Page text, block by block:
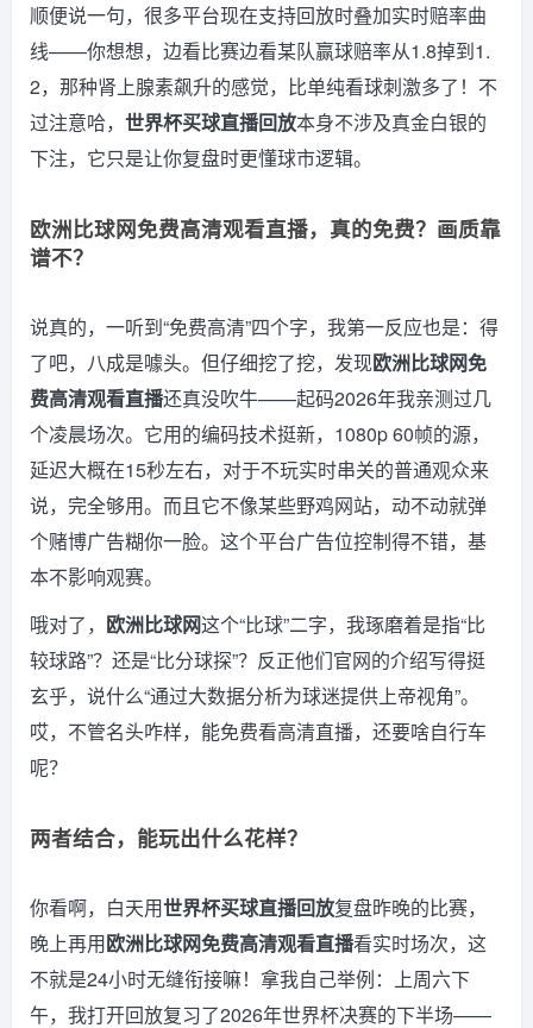
顺便说一句，很多平台现在支持回放时叠加实时赔率曲
线——你想想，边看比赛边看某队赢球赔率从1.8掉到1.
2，那种肾上腺素飙升的感觉，比单纯看球刺激多了！不
过注意哈， 世界杯买球直播回放本身不涉及真金白银的
下注，它只是让你复盘时更懂球市逻辑。
欧洲比球网免费高清观看直播，真的免费？画质靠
谱不？
说真的，一听到“免费高清”四个字，我第一反应也是：得
了吧，八成是噱头。但仔细挖了挖，发现欧洲比球网免
费高清观看直播还真没吹牛——起码2026年我亲测过几
个凌晨场次。它用的编码技术挺新，1080p 60帧的源，
延迟大概在15秒左右，对于不玩实时串关的普通观众来
说，完全够用。而且它不像某些野鸡网站，动不动就弹
个赌博广告糊你一脸。这个平台广告位控制得不错，基
本不影响观赛。
哦对了， 欧洲比球网这个“比球”二字，我琢磨着是指“比
较球路”？还是“比分球探”？反正他们官网的介绍写得挺
玄乎，说什么“通过大数据分析为球迷提供上帝视角”。
哎，不管名头咋样，能免费看高清直播，还要啥自行车
呢？
两者结合，能玩出什么花样？
你看啊，白天用世界杯买球直播回放复盘昨晚的比赛，
晚上再用欧洲比球网免费高清观看直播看实时场次，这
不就是24小时无缝衔接嘛！拿我自己举例：上周六下
午，我打开回放复习了2026年世界杯决赛的下半场——